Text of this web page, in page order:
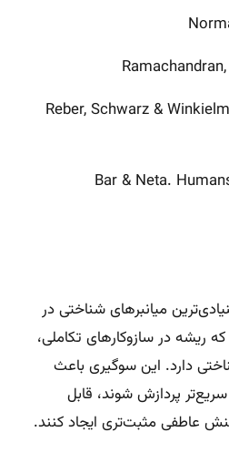
Reber, Schwarz &
Bar & Neta.
میانبرهای شناختی در
ریشه در سازوکارهای تکاملی،
دارد. این سوگیری باعث
پردازش شوند، قابل
عاطفی مثبت‌تری ایجاد کنند.